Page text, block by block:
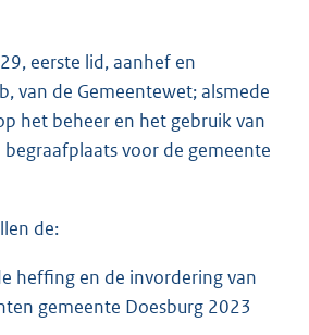
eerste lid, aanhef en
van de Gemeentewet; alsmede
het beheer en het gebruik van
voor de gemeente
de:
heffing en de invordering van
gemeente Doesburg 2023